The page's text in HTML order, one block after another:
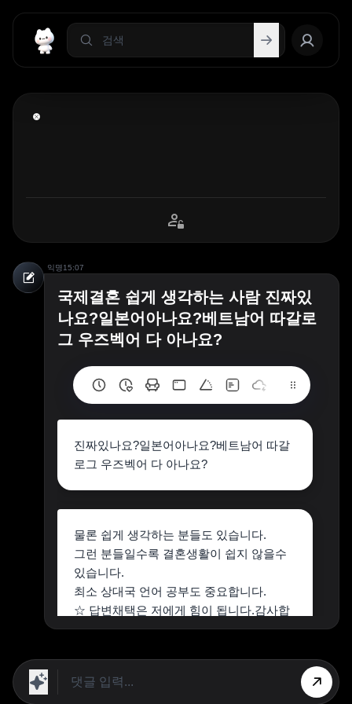
익명15:07
국제결혼 쉽게 생각하는 사람 진짜있
나요?일본어아나요?베트남어 따갈로
그 우즈벡어 다 아나요?
진짜있나요?일본어아나요?베트남어 따갈
로그 우즈벡어 다 아나요?
물론 쉽게 생각하는 분들도 있습니다.
그런 분들일수록 결혼생활이 쉽지 않을수
있습니다.
최소 상대국 언어 공부도 중요합니다.
☆ 답변채택은 저에게 힘이 됩니다.감사합
니다!
상단 광고의 [X] 버튼을 누르면 내용이 보입니다